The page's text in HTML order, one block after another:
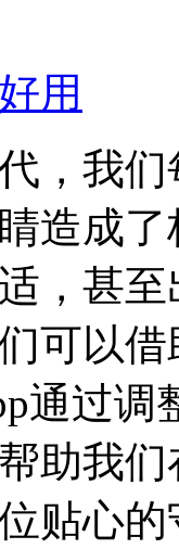
用
，我
造成
，甚
可以
通过
助我
贴心